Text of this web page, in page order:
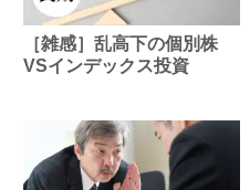
［雑感］乱高下の個別株
VSインデックス投資